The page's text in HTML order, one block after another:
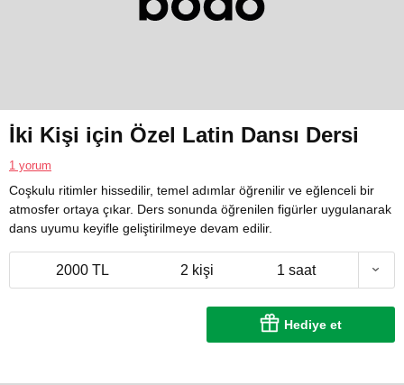
İki Kişi için Özel Latin Dansı Dersi
1 yorum
Coşkulu ritimler hissedilir, temel adımlar öğrenilir ve eğlenceli bir
atmosfer ortaya çıkar. Ders sonunda öğrenilen figürler uygulanarak
dans uyumu keyifle geliştirilmeye devam edilir.
2000 TL 2 kişi 1 saat
Hediye et